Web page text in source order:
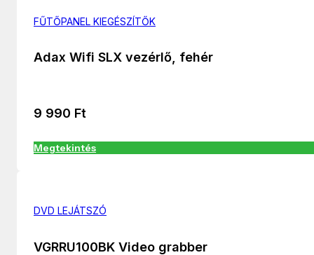
FŰTŐPANEL KIEGÉSZÍTŐK
Adax Wifi SLX vezérlő, fehér
9 990 Ft
Megtekintés
DVD LEJÁTSZÓ
VGRRU100BK Video grabber